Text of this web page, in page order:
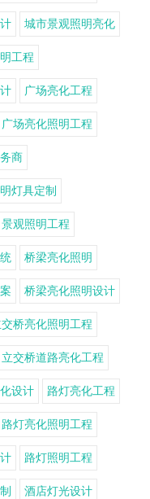
城市景观照明亮化
工程
广场亮化工程
广场亮化照明工程
商
灯具定制
景观照明工程
桥梁亮化照明
桥梁亮化照明设计
交桥亮化照明工程
立交桥道路亮化工程
设计 路灯亮化工程
路灯亮化照明工程
路灯照明工程
酒店灯光设计